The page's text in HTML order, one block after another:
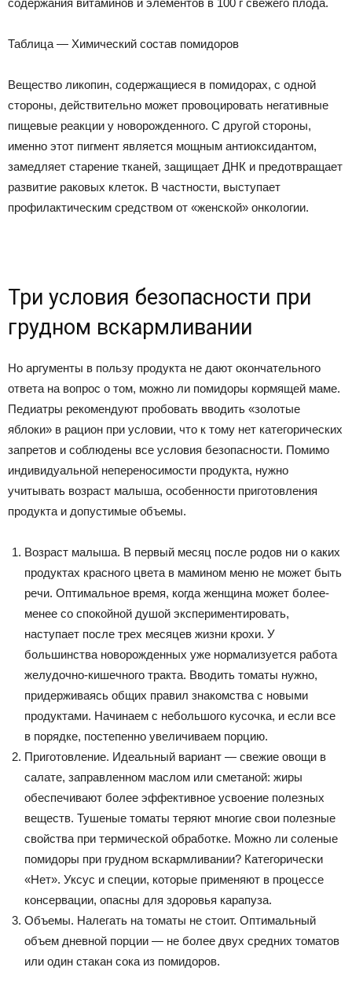
содержания витаминов и элементов в 100 г свежего плода.
Таблица — Химический состав помидоров
Вещество ликопин, содержащиеся в помидорах, с одной
стороны, действительно может провоцировать негативные
пищевые реакции у новорожденного. С другой стороны,
именно этот пигмент является мощным антиоксидантом,
замедляет старение тканей, защищает ДНК и предотвращает
развитие раковых клеток. В частности, выступает
профилактическим средством от «женской» онкологии.
Три условия безопасности при
грудном вскармливании
Но аргументы в пользу продукта не дают окончательного
ответа на вопрос о том, можно ли помидоры кормящей маме.
Педиатры рекомендуют пробовать вводить «золотые
яблоки» в рацион при условии, что к тому нет категорических
запретов и соблюдены все условия безопасности. Помимо
индивидуальной непереносимости продукта, нужно
учитывать возраст малыша, особенности приготовления
продукта и допустимые объемы.
Возраст малыша. В первый месяц после родов ни о каких
продуктах красного цвета в мамином меню не может быть
речи. Оптимальное время, когда женщина может более-
менее со спокойной душой экспериментировать,
наступает после трех месяцев жизни крохи. У
большинства новорожденных уже нормализуется работа
желудочно-кишечного тракта. Вводить томаты нужно,
придерживаясь общих правил знакомства с новыми
продуктами. Начинаем с небольшого кусочка, и если все
в порядке, постепенно увеличиваем порцию.
Приготовление. Идеальный вариант — свежие овощи в
салате, заправленном маслом или сметаной: жиры
обеспечивают более эффективное усвоение полезных
веществ. Тушеные томаты теряют многие свои полезные
свойства при термической обработке. Можно ли соленые
помидоры при грудном вскармливании? Категорически
«Нет». Уксус и специи, которые применяют в процессе
консервации, опасны для здоровья карапуза.
Объемы. Налегать на томаты не стоит. Оптимальный
объем дневной порции — не более двух средних томатов
или один стакан сока из помидоров.